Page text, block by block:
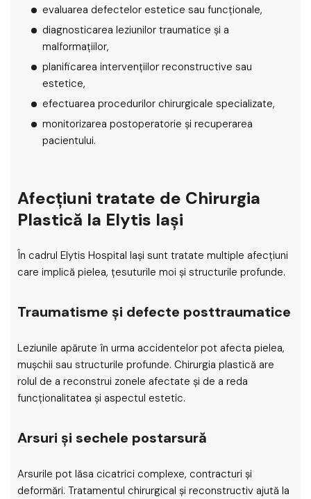
evaluarea defectelor estetice sau funcționale,
diagnosticarea leziunilor traumatice și a
malformațiilor,
planificarea intervențiilor reconstructive sau
estetice,
efectuarea procedurilor chirurgicale specializate,
monitorizarea postoperatorie și recuperarea
pacientului.
Afecțiuni tratate de Chirurgia
Plastică la Elytis Iași
În cadrul Elytis Hospital Iași sunt tratate multiple afecțiuni
care implică pielea, țesuturile moi și structurile profunde.
Traumatisme și defecte posttraumatice
Leziunile apărute în urma accidentelor pot afecta pielea,
mușchii sau structurile profunde. Chirurgia plastică are
rolul de a reconstrui zonele afectate și de a reda
funcționalitatea și aspectul estetic.
Arsuri și sechele postarsură
Arsurile pot lăsa cicatrici complexe, contracturi și
deformări. Tratamentul chirurgical și reconstructiv ajută la